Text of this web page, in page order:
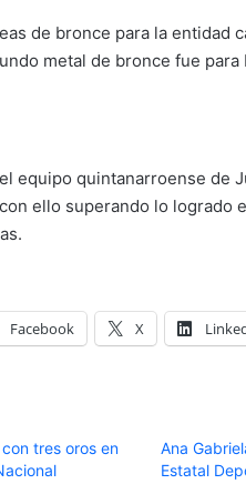
de bronce para la entidad
metal de bronce fue
equipo quintanarroense de
ello superando lo logrado
Facebook X
tres oros en
Ana
Estatal